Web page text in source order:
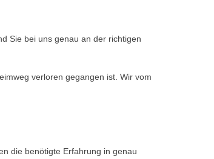
Sie bei uns genau an der richtigen
verloren gegangen ist. Wir vom
die benötigte Erfahrung in genau